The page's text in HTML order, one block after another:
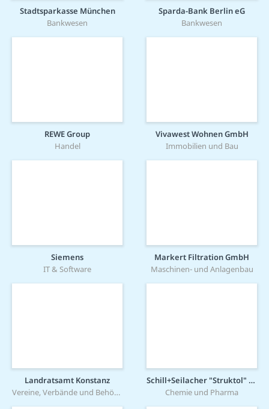
Stadtsparkasse München
Bankwesen
Sparda-Bank Berlin eG
Bankwesen
REWE Group
Handel
Vivawest Wohnen GmbH
Immobilien und Bau
Siemens
IT & Software
Markert Filtration GmbH
Maschinen- und Anlagenbau
Landratsamt Konstanz
Vereine, Verbände und Behörden
Schill+Seilacher "Struktol" GmbH
Chemie und Pharma